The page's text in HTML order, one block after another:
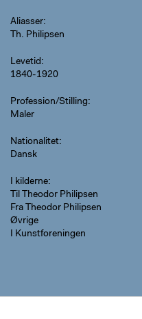
Aliasser
Th. Philipsen
Levetid
1840-1920
Profession/Stilling
Maler
Nationalitet
Dansk
I kilderne
Til Theodor Philipsen
Fra Theodor Philipsen
Øvrige
I Kunstforeningen